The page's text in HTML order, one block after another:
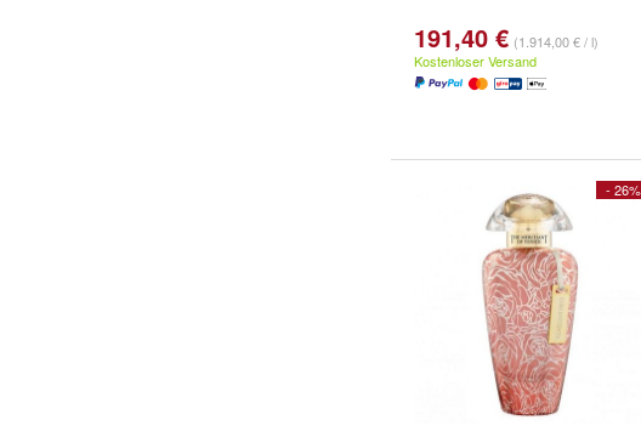
191,40 € (1.914,00 € / l)
Kostenloser Versand
- 26%